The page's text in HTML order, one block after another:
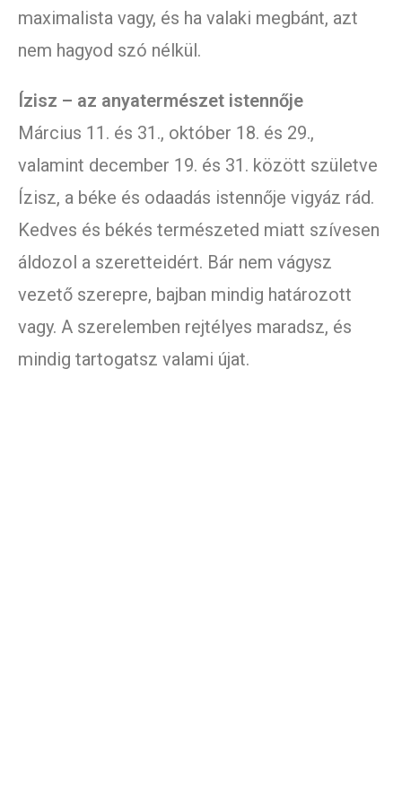
maximalista vagy, és ha valaki megbánt, azt
nem hagyod szó nélkül.
Ízisz – az anyatermészet istennője
Március 11. és 31., október 18. és 29.,
valamint december 19. és 31. között születve
Ízisz, a béke és odaadás istennője vigyáz rád.
Kedves és békés természeted miatt szívesen
áldozol a szeretteidért. Bár nem vágysz
vezető szerepre, bajban mindig határozott
vagy. A szerelemben rejtélyes maradsz, és
mindig tartogatsz valami újat.